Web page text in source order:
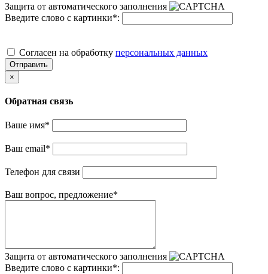
Защита от автоматического заполнения
Введите слово с картинки*:
Cогласен на обработку персональных данных
Отправить
×
Обратная связь
Ваше имя*
Ваш email*
Телефон для связи
Ваш вопрос, предложение*
Защита от автоматического заполнения
Введите слово с картинки*: